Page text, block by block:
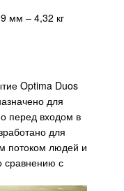
9 мм – 4,32 кг
Optima Duos
для
перед входом в
для
потоком людей и
сравнению с